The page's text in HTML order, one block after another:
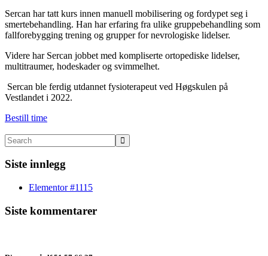
Sercan har tatt kurs innen manuell mobilisering og fordypet seg i
smertebehandling. Han har erfaring fra ulike gruppebehandling som
fallforebygging trening og grupper for nevrologiske lidelser.
Videre har Sercan jobbet med kompliserte ortopediske lidelser,
multitraumer, hodeskader og svimmelhet.
Sercan ble ferdig utdannet fysioterapeut ved Høgskulen på
Vestlandet i 2022.
Bestill time
Siste innlegg
Elementor #1115
Siste kommentarer